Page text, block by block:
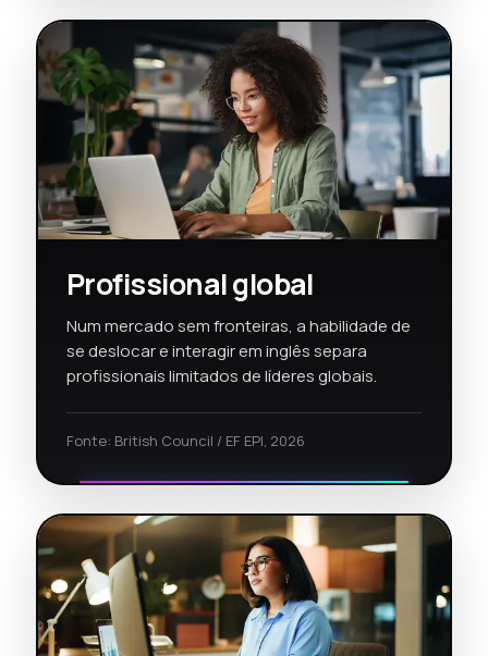
Profissional global
Num mercado sem fronteiras, a habilidade de
se deslocar e interagir em inglês separa
profissionais limitados de líderes globais.
Fonte: British Council / EF EPI, 2026